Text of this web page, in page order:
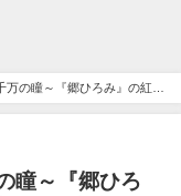
の瞳～『郷ひろみ』の紅白
瞳～『郷ひろ